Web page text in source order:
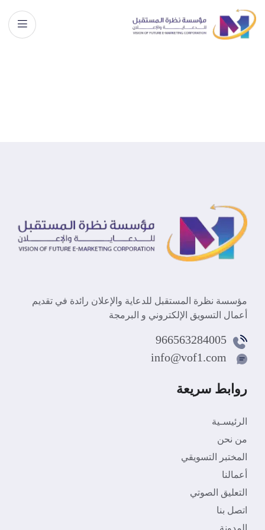
مؤسسة نظرة المستقبل للدعاية والإعلان رائدة في تقديم
أعمال التسويق الإلكتروني و البرمجة
966563284005
info@vof1.com
روابط سريعة
الرئيسـية
من نحن
المختبر التسويقي
أعمالنا
التعليق الصوتي
اتصل بنا
المدونة